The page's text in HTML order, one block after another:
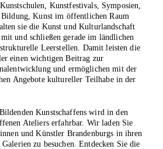
Kunstfestivals, Sym­posien,
Kunst im öffentlichen Raum
sie die Kunst­ und Kultur­landschaft
und schließen gerade im ländlichen
Leerstellen. Damit leisten die
einen wichtigen Beitrag zur
und ermög­lichen mit der
Angebote kultureller Teilhabe in der
Kunstschaffens wird in den
Ateliers erfahrbar. Wir laden Sie
und Künstler Brandenburgs in ihren
zu besuchen. Entdecken Sie die